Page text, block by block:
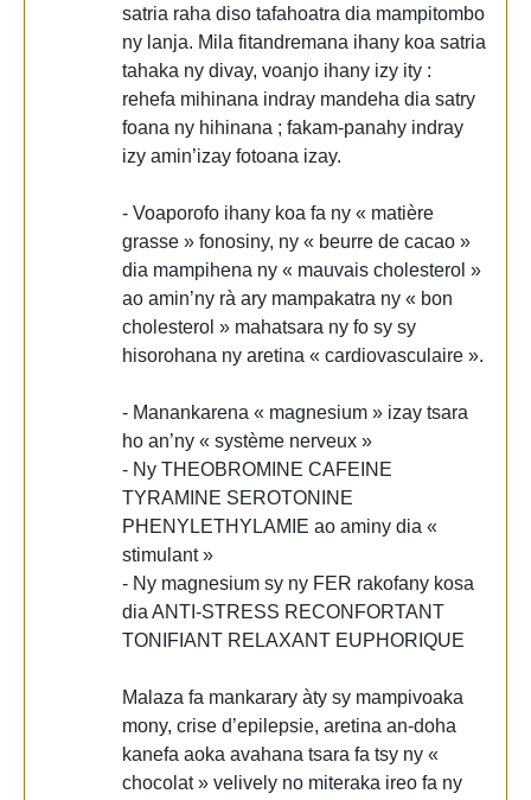
satria raha diso tafahoatra dia mampitombo
ny lanja. Mila fitandremana ihany koa satria
tahaka ny divay, voanjo ihany izy ity :
rehefa mihinana indray mandeha dia satry
foana ny hihinana ; fakam-panahy indray
izy amin’izay fotoana izay.
- Voaporofo ihany koa fa ny « matière
grasse » fonosiny, ny « beurre de cacao »
dia mampihena ny « mauvais cholesterol »
ao amin’ny rà ary mampakatra ny « bon
cholesterol » mahatsara ny fo sy sy
hisorohana ny aretina « cardiovasculaire ».
- Manankarena « magnesium » izay tsara
ho an’ny « système nerveux »
- Ny THEOBROMINE CAFEINE
TYRAMINE SEROTONINE
PHENYLETHYLAMIE ao aminy dia «
stimulant »
- Ny magnesium sy ny FER rakofany kosa
dia ANTI-STRESS RECONFORTANT
TONIFIANT RELAXANT EUPHORIQUE
Malaza fa mankarary àty sy mampivoaka
mony, crise d’epilepsie, aretina an-doha
kanefa aoka avahana tsara fa tsy ny «
chocolat » velively no miteraka ireo fa ny